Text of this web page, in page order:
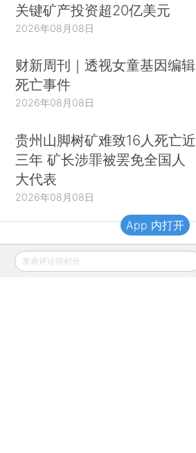
关键矿产投资超20亿美元
2026年08月08日
财新周刊｜透视女童基因编辑
死亡事件
2026年08月08日
贵州山脚树矿难致16人死亡近
三年 矿长涉罪被罢免全国人
大代表
2026年08月08日
财新移动
发表评论得积分
App 内打开